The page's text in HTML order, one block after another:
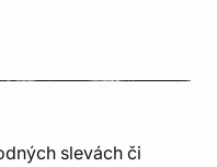
slevách či